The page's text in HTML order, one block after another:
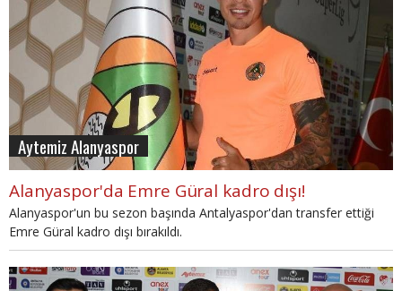
Aytemiz Alanyaspor
Alanyaspor'da Emre Güral kadro dışı!
Alanyaspor'un bu sezon başında Antalyaspor'dan transfer ettiği
Emre Güral kadro dışı bırakıldı.